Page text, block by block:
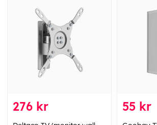
276 kr 55 kr